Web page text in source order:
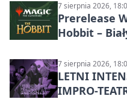
7 sierpnia 2026,
Prerelease
Hobbit –
7 sierpnia 2026,
LETNI
IMPRO-